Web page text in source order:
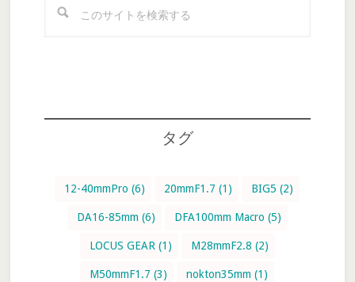
タグ
12-40mmPro (6) 20mmF1.7 (1) BIG5 (2)
DA16-85mm (6) DFA100mm Macro (5)
LOCUS GEAR(1) M28mmF2.8 (2)
M50mmF1.7 (3) nokton35mm (1)